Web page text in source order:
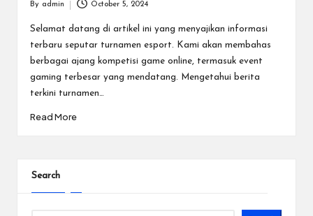
by
By admin October 5, 2024
Selamat datang di artikel ini yang menyajikan informasi
terbaru seputar turnamen esport. Kami akan membahas
berbagai ajang kompetisi game online, termasuk event
gaming terbesar yang mendatang. Mengetahui berita
terkini turnamen…
Read More
Search